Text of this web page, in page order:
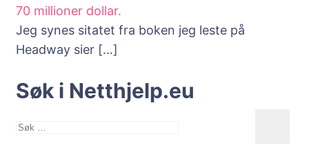
70 millioner dollar.
Jeg synes sitatet fra boken jeg leste på
Headway sier […]
Søk i Netthjelp.eu
Søk